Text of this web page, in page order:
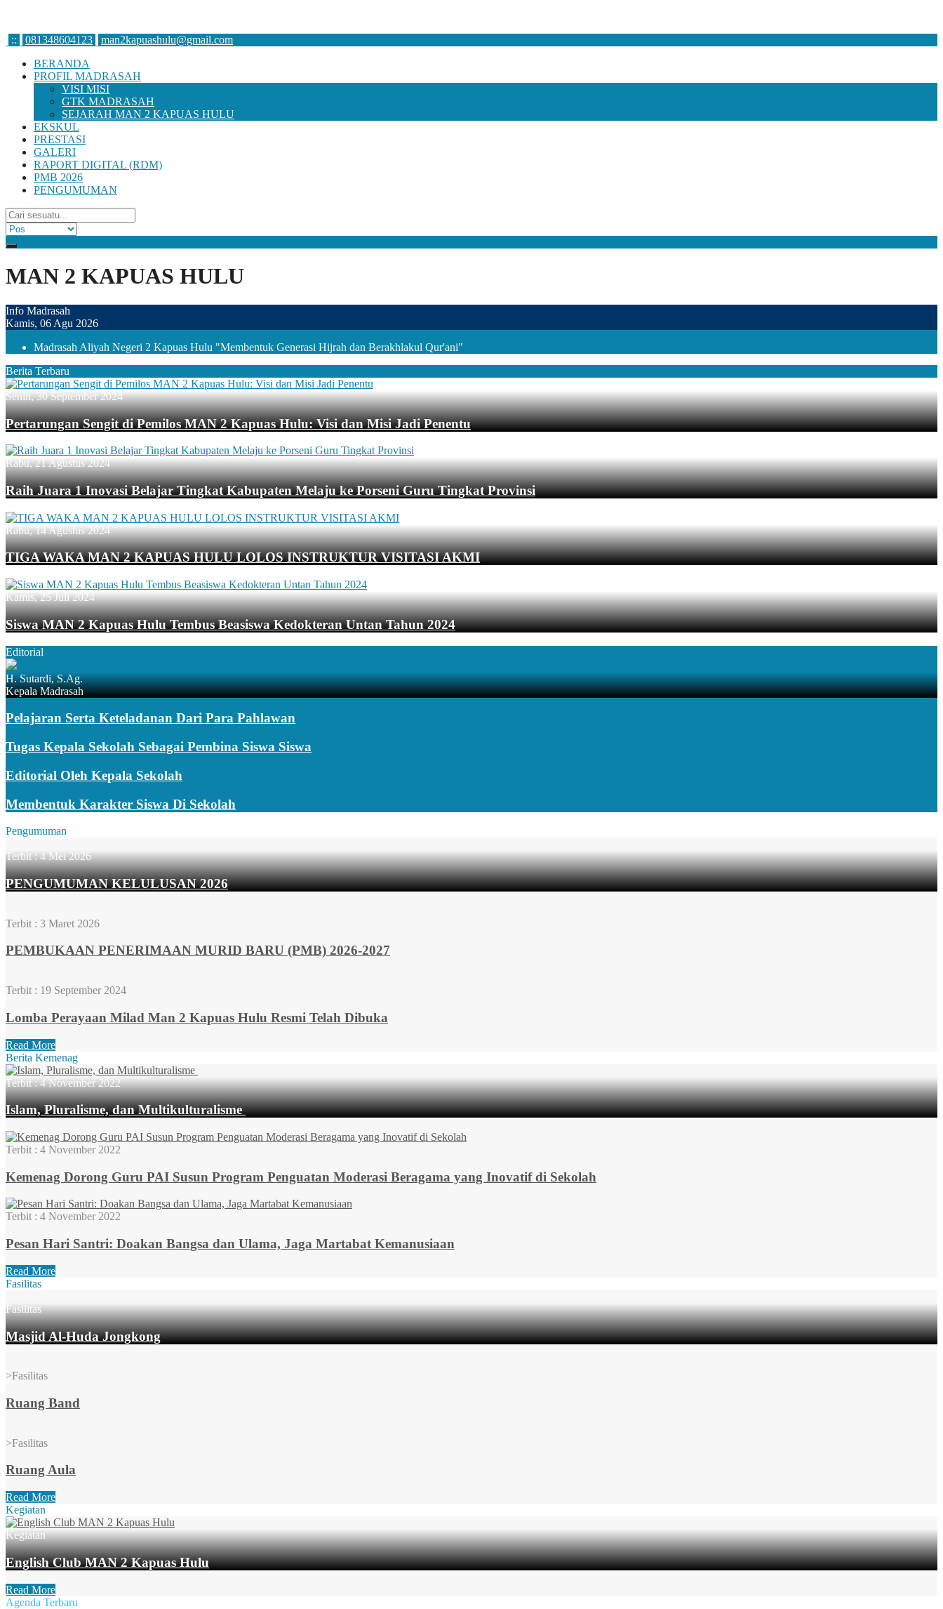
:: 081348604123
man2kapuashulu@gmail.com
BERANDA
PROFIL MADRASAH
VISI MISI
GTK MADRASAH
SEJARAH MAN 2 KAPUAS HULU
EKSKUL
PRESTASI
GALERI
RAPORT DIGITAL (RDM)
PMB 2026
PENGUMUMAN
MAN 2 KAPUAS HULU
Info Madrasah
Kamis, 06 Agu 2026
Madrasah Aliyah Negeri 2 Kapuas Hulu "Membentuk Generasi Hijrah dan Berakhlakul Qur'ani"
Berita Terbaru
Senin, 30 September 2024
Pertarungan Sengit di Pemilos MAN 2 Kapuas Hulu: Visi dan Misi Jadi Penentu
Rabu, 21 Agustus 2024
Raih Juara 1 Inovasi Belajar Tingkat Kabupaten Melaju ke Porseni Guru Tingkat Provinsi
Rabu, 14 Agustus 2024
TIGA WAKA MAN 2 KAPUAS HULU LOLOS INSTRUKTUR VISITASI AKMI
Kamis, 25 Juli 2024
Siswa MAN 2 Kapuas Hulu Tembus Beasiswa Kedokteran Untan Tahun 2024
Editorial
H. Sutardi, S.Ag.
Kepala Madrasah
Pelajaran Serta Keteladanan Dari Para Pahlawan
Tugas Kepala Sekolah Sebagai Pembina Siswa Siswa
Editorial Oleh Kepala Sekolah
Membentuk Karakter Siswa Di Sekolah
Pengumuman
Terbit :4 Mei 2026
PENGUMUMAN KELULUSAN 2026
Terbit : 3 Maret 2026
PEMBUKAAN PENERIMAAN MURID BARU (PMB) 2026-2027
Terbit : 19 September 2024
Lomba Perayaan Milad Man 2 Kapuas Hulu Resmi Telah Dibuka
Read More
Berita Kemenag
Terbit :4 November 2022
Islam, Pluralisme, dan Multikulturalisme
Terbit : 4 November 2022
Kemenag Dorong Guru PAI Susun Program Penguatan Moderasi Beragama yang Inovatif di Sekolah
Terbit : 4 November 2022
Pesan Hari Santri: Doakan Bangsa dan Ulama, Jaga Martabat Kemanusiaan
Read More
Fasilitas
Fasilitas
Masjid Al-Huda Jongkong
>Fasilitas
Ruang Band
>Fasilitas
Ruang Aula
Read More
Kegiatan
Kegiatan
English Club MAN 2 Kapuas Hulu
Read More
Agenda Terbaru